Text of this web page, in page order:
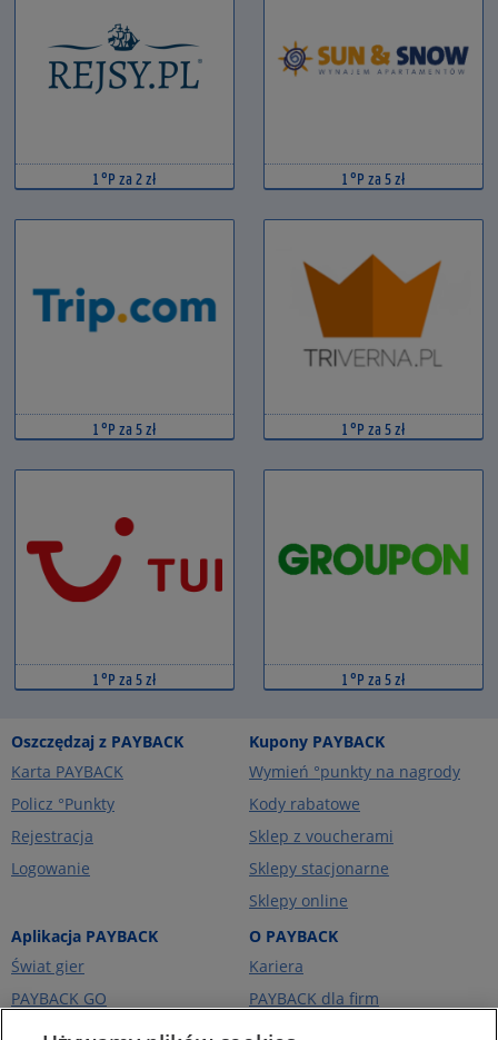
1 °P za 2 zł 1 °P za 5 zł
1 °P za 5 zł 1 °P za 5 zł
1 °P za 5 zł 1 °P za 5 zł
Oszczędzaj z PAYBACK
Karta PAYBACK
Policz °Punkty
Rejestracja
Logowanie
Kupony PAYBACK
Wymień °punkty na nagrody
Kody rabatowe
Sklep z voucherami
Sklepy stacjonarne
Sklepy online
Aplikacja PAYBACK
Świat gier
PAYBACK GO
O PAYBACK
Kariera
PAYBACK dla firm
PAYBACK Ekstra